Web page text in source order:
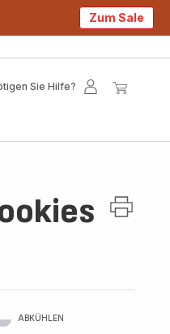
Zum Sale
Sie Hilfe?
Mein
ABKÜHLEN